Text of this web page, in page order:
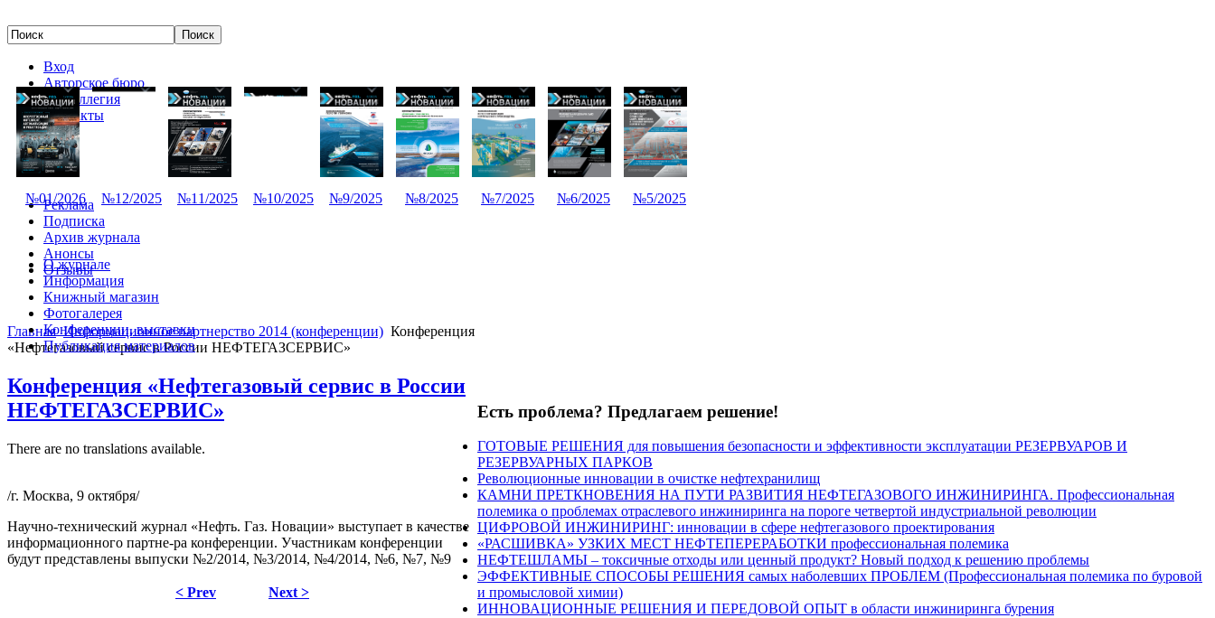
Вход
Авторское бюро
Редколлегия
Контакты
№01/2026 №12/2025 №11/2025 №10/2025 №9/2025 №8/2025 №7/2025 №6/2025 №5/2025
Реклама
Подписка
Архив журнала
Анонсы
Отзывы
О журнале
Информация
Книжный магазин
Фотогалерея
Конференции, выставки
Публикация материалов
Главная Информационное партнерство 2014 (конференции) Конференция
«Нефтегазовый сервис в России НЕФТЕГАЗСЕРВИС»
Конференция «Нефтегазовый сервис в России
НЕФТЕГАЗСЕРВИС»
There are no translations available.
/г. Москва, 9 октября/
Научно-технический журнал «Нефть. Газ. Новации» выступает в качестве
информационного партне-ра конференции. Участникам конференции
будут представлены выпуски №2/2014, №3/2014, №4/2014, №6, №7, №9
< Prev Next >
Есть проблема? Предлагаем решение!
ГОТОВЫЕ РЕШЕНИЯ для повышения безопасности и эффективности эксплуатации РЕЗЕРВУАРОВ И
РЕЗЕРВУАРНЫХ ПАРКОВ
Революционные инновации в очистке нефтехранилищ
КАМНИ ПРЕТКНОВЕНИЯ НА ПУТИ РАЗВИТИЯ НЕФТЕГАЗОВОГО ИНЖИНИРИНГА. Профессиональная
полемика о проблемах отраслевого инжиниринга на пороге четвертой индустриальной революции
ЦИФРОВОЙ ИНЖИНИРИНГ: инновации в сфере нефтегазового проектирования
«РАСШИВКА» УЗКИХ МЕСТ НЕФТЕПЕРЕРАБОТКИ профессиональная полемика
НЕФТЕШЛАМЫ – токсичные отходы или ценный продукт? Новый подход к решению проблемы
ЭФФЕКТИВНЫЕ СПОСОБЫ РЕШЕНИЯ самых наболевших ПРОБЛЕМ (Профессиональная полемика по буровой
и промысловой химии)
ИННОВАЦИОННЫЕ РЕШЕНИЯ И ПЕРЕДОВОЙ ОПЫТ в области инжиниринга бурения